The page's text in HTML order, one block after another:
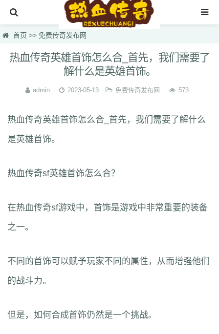
首页
新开传奇发布网
最新热血传奇私服
免费传奇发布网
首页 >> 免费传奇发布网
热血传奇英雄首饰怎么合_首先，我们需要了
解什么是英雄首饰。
admin 2023-05-13 免费传奇发布网 573
热血传奇英雄首饰怎么合_首先，我们需要了解什么
是英雄首饰。
热血传奇sf英雄首饰怎么合？
在热血传奇sf游戏中，首饰是游戏中非常重要的装备
之一。
不同的首饰可以赋予玩家不同的属性，从而增强他们
的战斗力。
但是，如何合成首饰仍然是一个挑战。